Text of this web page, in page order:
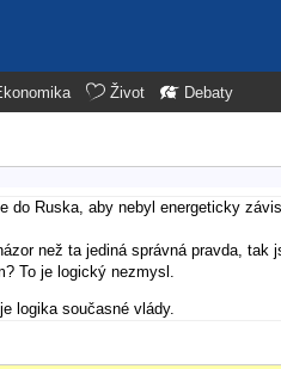
Život Debaty
Ruska, aby nebyl energeticky
než ta jediná správná pravda, tak
To je logický nezmysl.
logika současné vlády.